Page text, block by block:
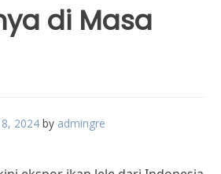
di Masa
2024 by admingre